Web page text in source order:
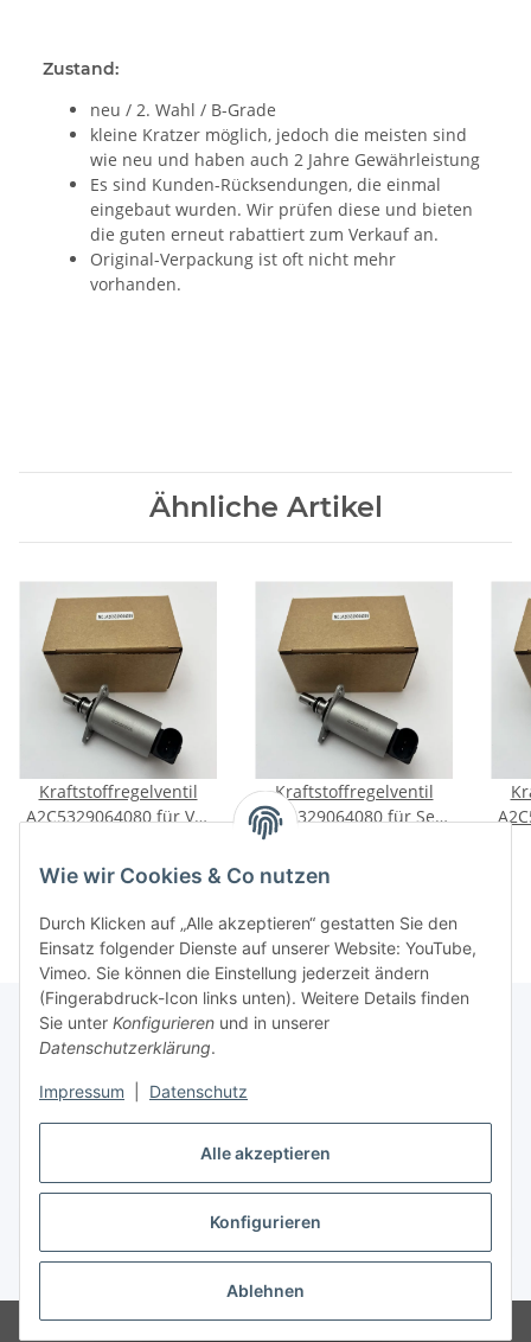
Alle akzeptieren
Konfigurieren
Ablehnen
Wie wir Cookies & Co nutzen
Durch Klicken auf „Alle akzeptieren“ gestatten Sie den
Einsatz folgender Dienste auf unserer Website: YouTube,
Vimeo. Sie können die Einstellung jederzeit ändern
(Fingerabdruck-Icon links unten). Weitere Details finden
Sie unter Konfigurieren und in unserer
Datenschutzerklärung.
Impressum Datenschutz
Zustand:
neu / 2. Wahl / B-Grade
kleine Kratzer möglich, jedoch die meisten sind
wie neu und haben auch 2 Jahre Gewährleistung
Es sind Kunden-Rücksendungen, die einmal
eingebaut wurden. Wir prüfen diese und bieten
die guten erneut rabattiert zum Verkauf an.
Original-Verpackung ist oft nicht mehr
vorhanden.
Ähnliche Artikel
Kraftstoffregelventil
A2C5329064080 für VW
Kraftstoffregelventil
A2C5329064080 für Seat
Leon, Ibiza IV 1.6TDI
Vertrag widerrufen
* Alle Preise inkl. gesetzlicher USt.